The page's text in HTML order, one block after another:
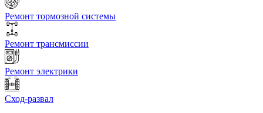
Ремонт тормозной системы
Ремонт трансмиссии
Ремонт электрики
Сход-развал